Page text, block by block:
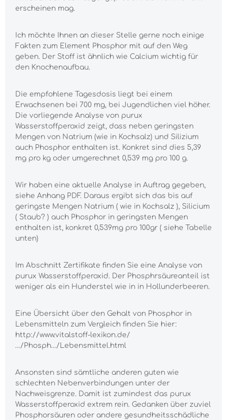
erscheinen mag.
Ich möchte Ihnen an dieser Stelle gerne noch einige
Fakten zum Element Phosphor mit auf den Weg
geben. Der Stoff ist ähnlich wie Calcium wichtig für
den Knochenaufbau.
Die empfohlene Tagesdosis liegt bei einem
Erwachsenen bei 700 mg, bei Jugendlichen viel höher.
Die vorliegende Analyse von purux
Wasserstoffperoxid zeigt, dass neben geringsten
Mengen von Natrium (wie in Kochsalz) und Silizium
auch Phosphor enthalten ist. Konkret sind dies 5,39
mg pro kg oder umgerechnet 0,539 mg pro 100 g.
Wir haben eine aktuelle Analyse in Auftrag gegeben,
siehe Anhang PDF. Daraus ergibt sich das bis auf
geringste Mengen Natrium ( wie in Kochsalz ), Silicium
( Staub? ) auch Phosphor in geringsten Mengen
enthalten ist, konkret 0,539mg pro 100gr ( siehe Tabelle
unten)
Im Abschnitt Zertifikate finden Sie eine Analyse von
purux Wasserstoffperoxid. Der Phosphrsäureanteil ist
weniger als ein Hunderstel wie in in Hollunderbeeren.
Eine Übersicht über den Gehalt von Phosphor in
Lebensmitteln zum Vergleich finden Sie hier:
http://www.vitalstoff-lexikon.de/
…/Phosph…/Lebensmittel.html
Ansonsten sind sämtliche anderen guten wie
schlechten Nebenverbindungen unter der
Nachweisgrenze. Damit ist zumindest das purux
Wasserstoffperoxid extrem rein. Gedanken über zuviel
Phosphorsäuren oder andere gesundheitsschädliche